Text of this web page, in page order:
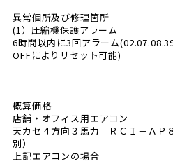
異常個所及び修理箇所
(1）圧縮機保護アラーム
6時間以内に3回アラーム
OFFによりリセット可能)
概算価格
店舗・オフィス用エアコン
天カセ４方向３馬力 ＲＣＩ－Ａ
別）
上記エアコンの場合